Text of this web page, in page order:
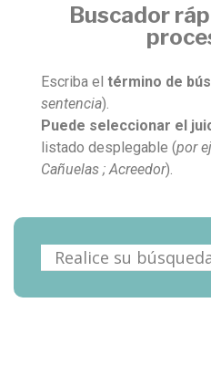
Buscador
Escriba el término de
sentencia).
Puede seleccionar el
listado desplegable (por
Cañuelas ; Acreedor).